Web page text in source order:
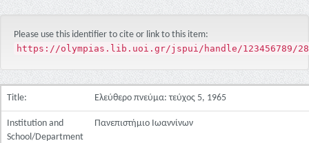
Please use this identifier to cite or link to this item:
https://olympias.lib.uoi.gr/jspui/handle/123456789/
Title: Ελεύθερο πνεύμα: τεύχος 5, 1965
Institution and
School/Department
Πανεπιστήμιο Ιωαννίνων